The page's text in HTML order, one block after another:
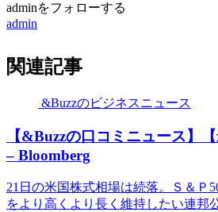
adminをフォローする
admin
関連記事
&Buzzのビジネスニュース
【&Buzzの口コミニュース】
– Bloomberg
21日の米国株式相場は続落。Ｓ＆Ｐ
をより高くより長く維持したい連邦